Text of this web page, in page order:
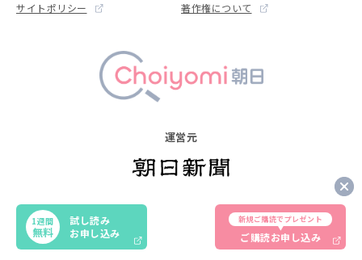
1週間
無料
試し読み
お申し込み
新規ご購読でプレゼント
ご購読お申し込み
運営元
サイトポリシー 著作権について
Copyright © The Asahi Shimbun Company. All rights reserved.
Noreproduction or republication without written permission.